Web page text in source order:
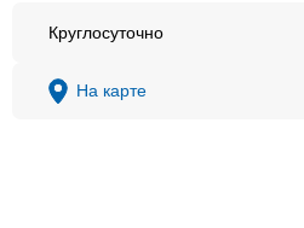
Круглосуточно
На карте